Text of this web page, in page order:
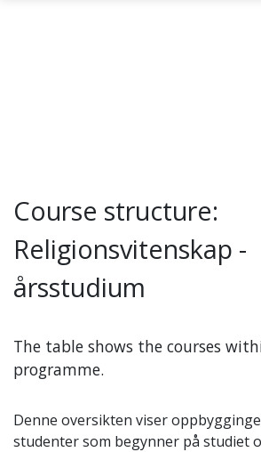
Course structure:
Religionsvitenskap -
årsstudium
The table shows the courses
programme.
Denne oversikten viser
studenter som begynner på studiet